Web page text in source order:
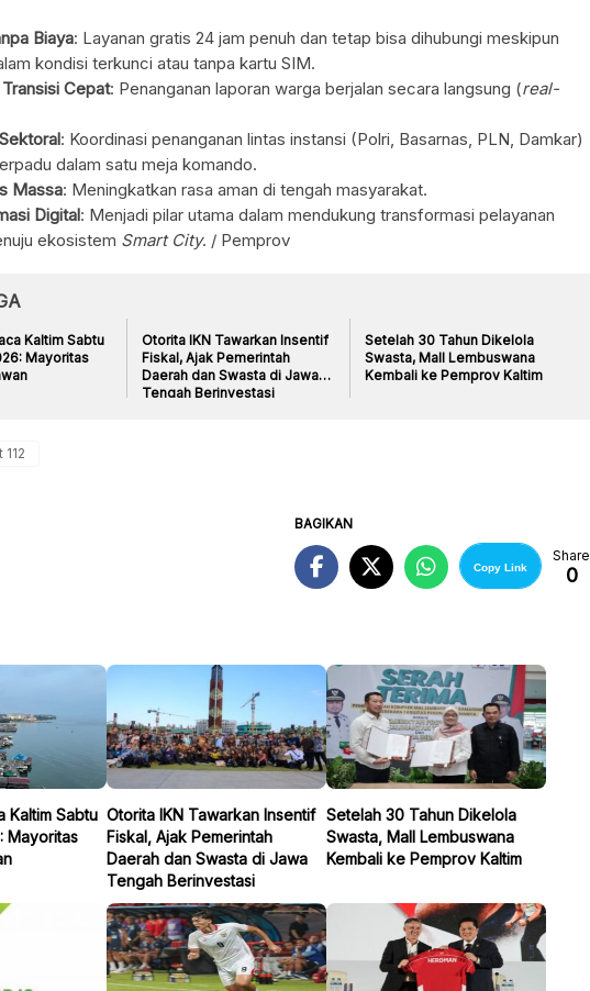
Biaya: Layanan gratis 24 jam penuh dan tetap bisa dihubungi meskipun
kondisi terkunci atau tanpa kartu SIM.
Cepat: Penanganan laporan warga berjalan secara langsung (real-
: Koordinasi penanganan lintas instansi (Polri, Basarnas, PLN, Damkar)
dalam satu meja komando.
Massa: Meningkatkan rasa aman di tengah masyarakat.
Digital: Menjadi pilar utama dalam mendukung transformasi pelayanan
ekosistem Smart City. / Pemprov
Kaltim Sabtu
Mayoritas
Otorita IKN Tawarkan Insentif
Fiskal, Ajak Pemerintah
Daerah dan Swasta di Jawa
Tengah Berinvestasi
Setelah 30 Tahun Dikelola
Swasta, Mall Lembuswana
Kembali ke Pemprov Kaltim
BAGIKAN
Copy Link
Share
0
Kaltim Sabtu
Mayoritas
Otorita IKN Tawarkan Insentif
Fiskal, Ajak Pemerintah
Daerah dan Swasta di Jawa
Tengah Berinvestasi
Setelah 30 Tahun Dikelola
Swasta, Mall Lembuswana
Kembali ke Pemprov Kaltim